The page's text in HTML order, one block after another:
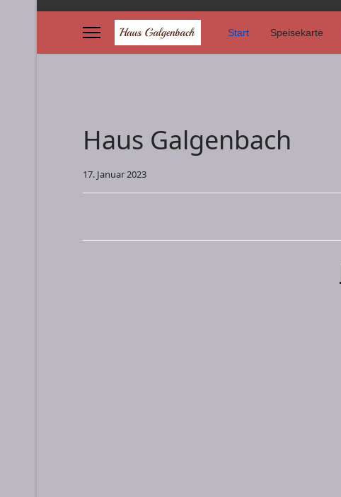
Start Speisekarte
Haus Galgenbach
17. Januar 2023